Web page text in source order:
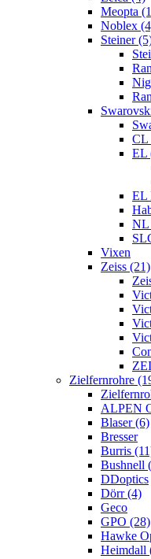
Meopta
Noblex
Steiner
CL
EL
EL
NL
Vixen
Zeiss (21)
Zielfernrohre
ALPEN
Blaser (6)
Bresser
Burris
Bushnell
DDoptics
Dörr (4)
Geco
GPO (28)
Hawke
Heimdall